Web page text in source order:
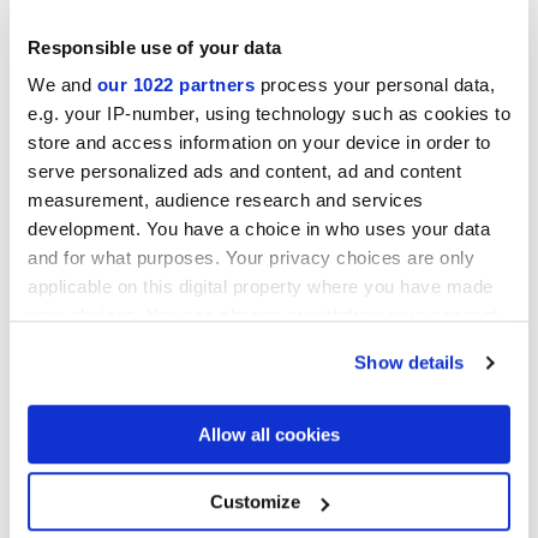
Responsible use of your data
We and our 1022 partners process your personal data,
e.g. your IP-number, using technology such as cookies to
store and access information on your device in order to
serve personalized ads and content, ad and content
measurement, audience research and services
development. You have a choice in who uses your data
and for what purposes. Your privacy choices are only
applicable on this digital property where you have made
If you allow, we would also like to:
Collect information about your geographical
location which can be accurate to within several
Identify your device by actively scanning it for
Show details
Allow all cookies
Customize
ARIALUCE CURVE AVORIO ARIALUCE CURVE
NATURALE
ARIALUCE CURVE BLU ARIALUCE CURVE VERDE